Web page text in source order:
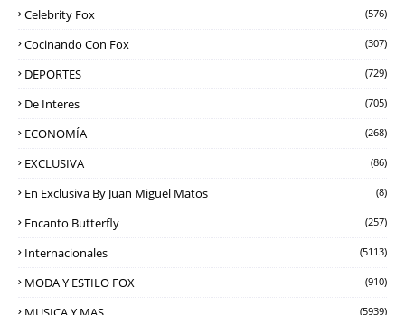
Celebrity Fox (576)
Cocinando Con Fox (307)
DEPORTES (729)
De Interes (705)
ECONOMÍA (268)
EXCLUSIVA (86)
En Exclusiva By Juan Miguel Matos (8)
Encanto Butterfly (257)
Internacionales (5113)
MODA Y ESTILO FOX (910)
(5939)